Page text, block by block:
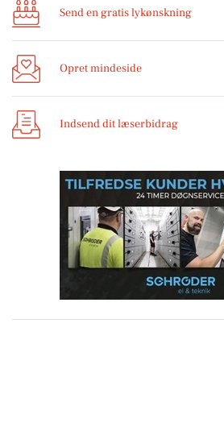
Send en gratis lykønskning
Opret mindeside
Indsend dit læserbidrag